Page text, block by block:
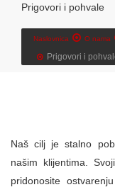
Prigovori i pohvale
Naslovnica O nama
Prigovori i
Naš cilj je stalno
našim klijentima.
pridonosite